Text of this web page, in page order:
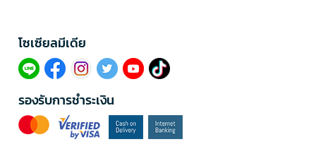
โซเซียลมีเดีย​
รองรับการชำระเงิน